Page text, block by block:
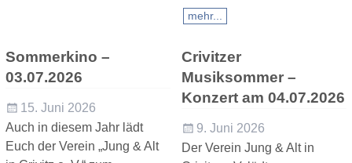
mehr...
Sommerkino –
03.07.2026
15. Juni 2026
Auch in diesem Jahr lädt
Euch der Verein „Jung & Alt
Crivitzer
Musiksommer –
Konzert am 04.07.2026
9. Juni 2026
Der Verein Jung & Alt in